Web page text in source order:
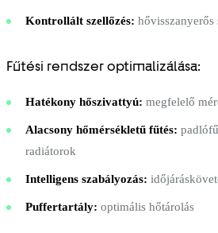
Kontrollált szellőzés: hővisszanyerős
Fűtési rendszer optimalizálása:
Hatékony hőszivattyú: megfelelő
Alacsony hőmérsékletű fűtés:
radiátorok
Intelligens szabályozás:
Puffertartály: optimális hőtárolás